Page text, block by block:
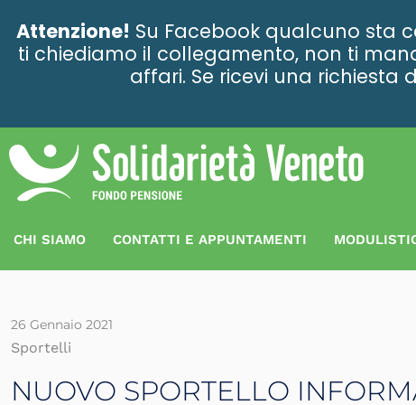
Attenzione! Su Facebook qualcuno sta
ti chiediamo il collegamento, non ti
affari. Se ricevi una
CHI SIAMO CONTATTI E APPUNTAMENTI
26 Gennaio 2021
Sportelli
NUOVO SPORTELLO